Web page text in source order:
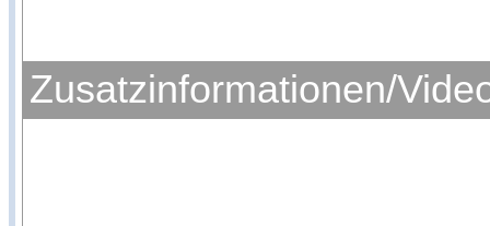
Zusatzinformationen/